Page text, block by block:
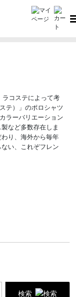
コステによって考
テ）」のポロシャツ
ラーバリエーション
など多数存在しま
り、海外から毎年
い、これぞフレン
検索